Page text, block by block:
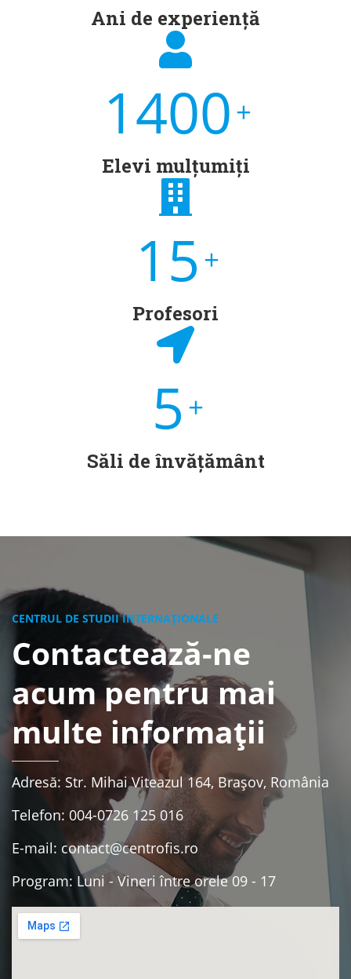
Ani de experiență
1400+
Elevi mulțumiți
15 +
Profesori
5 +
Săli de învățământ
CENTRUL DE STUDII INTERNAȚIONALE
Contactează-ne
acum pentru mai
multe informații
Adresă: Str. Mihai Viteazul 164, Brașov, România
Telefon: 004-0726 125 016
E-mail: contact@centrofis.ro
Program: Luni - Vineri între orele 09 - 17